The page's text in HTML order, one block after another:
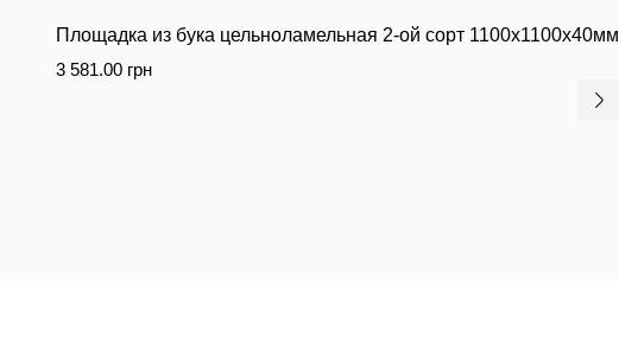
Площадка из бука цельноламельная 2-ой сорт 1100х1100х40мм
3 581.00 грн